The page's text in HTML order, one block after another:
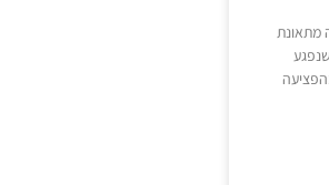
מתאונת